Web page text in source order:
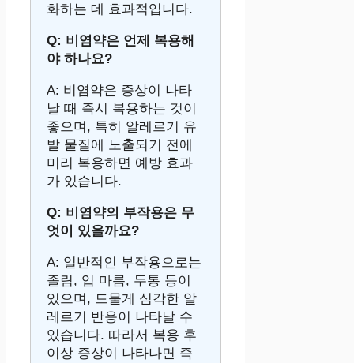
화하는 데 효과적입니다.
Q: 비염약은 언제 복용해
야 하나요?
A: 비염약은 증상이 나타
날 때 즉시 복용하는 것이
좋으며, 특히 알레르기 유
발 물질에 노출되기 전에
미리 복용하면 예방 효과
가 있습니다.
Q: 비염약의 부작용은 무
엇이 있을까요?
A: 일반적인 부작용으로는
졸림, 입 마름, 두통 등이
있으며, 드물게 심각한 알
레르기 반응이 나타날 수
있습니다. 따라서 복용 후
이상 증상이 나타나면 즉